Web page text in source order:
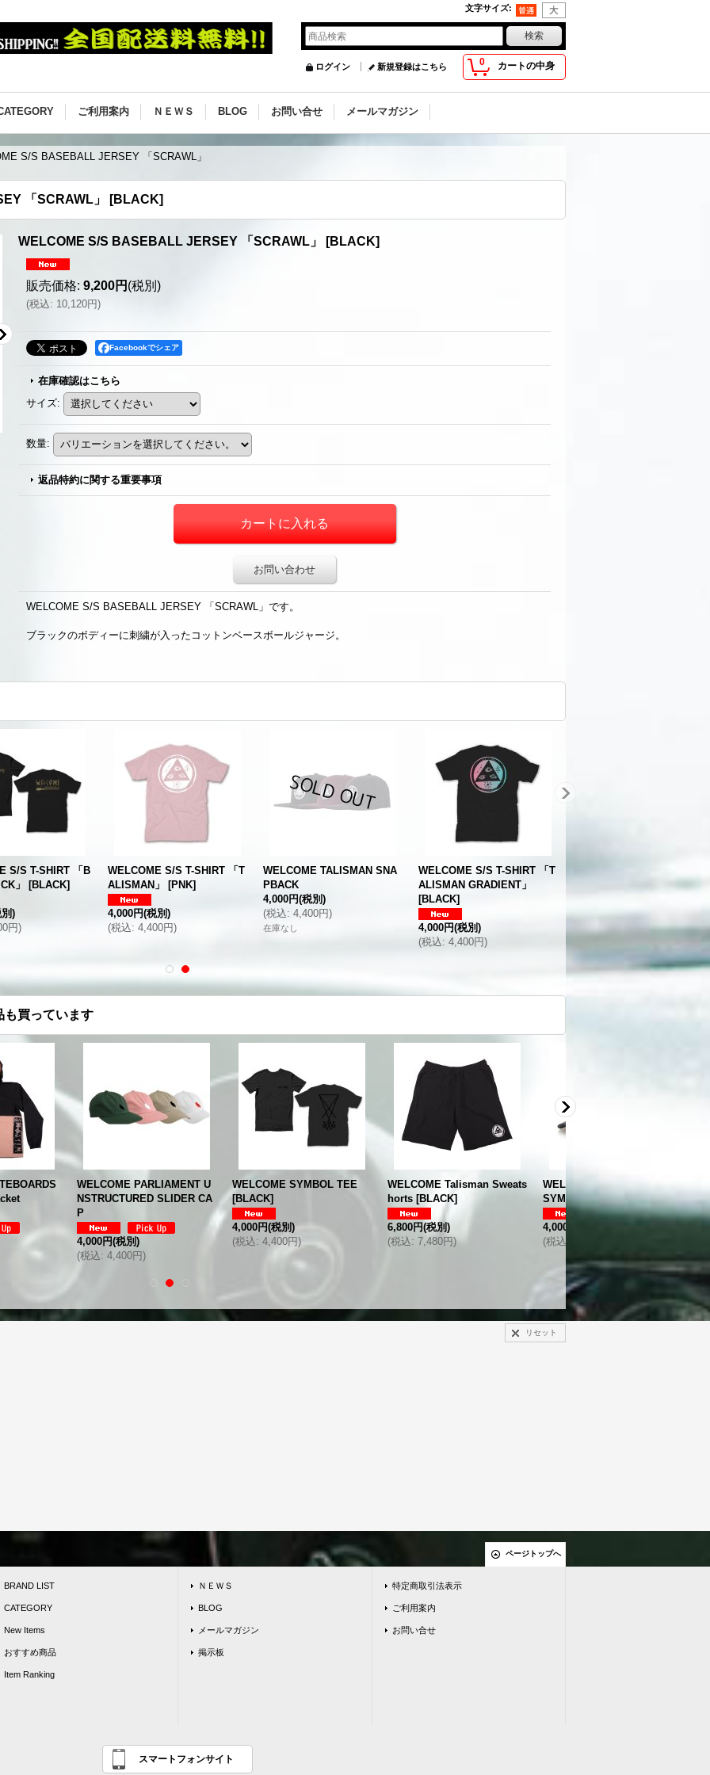
文字サイズ:
0 カートの中身
ログイン 新規登録はこちら
ご利用案内 ＮＥＷＳ BLOG お問い合せ メールマガジン
S/S BASEBALL JERSEY 「SCRAWL」
「SCRAWL」 [BLACK]
WELCOME S/S BASEBALL JERSEY 「SCRAWL」 [BLACK]
販売価格: 9,200円 (税別)
(税込: 10,120円)
Facebookでシェア
在庫確認はこちら
サイズ:
数量:
返品特約に関する重要事項
お問い合わせ
WELCOME S/S BASEBALL JERSEY 「SCRAWL」です。
ブラックのボディーに刺繍が入ったコットンベースボールジャージ。
S/S T-SHIRT 「B
」
[BLACK]
)
円)
WELCOME S/S T-SHIRT 「T
ALISMAN」
[PNK]
4,000円(税別)
(税込: 4,400円)
WELCOME TALISMAN SNA
PBACK
4,000円(税別)
(税込: 4,400円)
在庫なし
WELCOME S/S T-SHIRT 「T
ALISMAN GRADIENT」
[BLACK]
4,000円(税別)
(税込: 4,400円)
も買っています
PARLIAMENT U
SLIDER CA
WELCOME SYMBOL TEE
[BLACK]
4,000円(税別)
(税込: 4,400円
WELCOME Talisman Sweats
horts
6,800円
(税込: 7,480円
WELCOME SKATEBOARDS
SYMBOL CAP
4,000円
(税込: 4,400円
16,000円
(
リセット
ページトップへ
BRAND LIST
CATEGORY
New Items
おすすめ商品
Item Ranking
ＮＥＷＳ
BLOG
メールマガジン
掲示板
特定商取引法表示
ご利用案内
お問い合せ
スマートフォンサイト